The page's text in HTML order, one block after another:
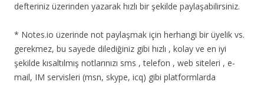
defteriniz üzerinden yazarak hızlı bir şekilde paylaşabilirsiniz.
* Notes.io üzerinde not paylaşmak için herhangi bir üyelik vs.
gerekmez, bu sayede dilediğiniz gibi hızlı , kolay ve en iyi
şekilde kısaltılmış notlarınızı sms , telefon , web siteleri , e-
mail, IM servisleri (msn, skype, icq) gibi platformlarda